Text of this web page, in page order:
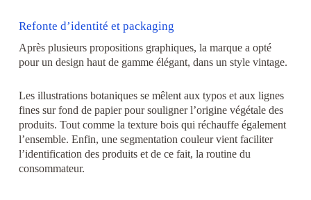
Refonte d’identité et packaging
Après plusieurs propositions graphiques, la marque a opté
pour un design haut de gamme élégant, dans un style vintage.
Les illustrations botaniques se mêlent aux typos et aux lignes
fines sur fond de papier pour souligner l’origine végétale des
produits. Tout comme la texture bois qui réchauffe également
l’ensemble. Enfin, une segmentation couleur vient faciliter
l’identification des produits et de ce fait, la routine du
consommateur.